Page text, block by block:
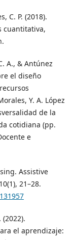
C. P. (2018).
cuantitativa,
A., & Antúnez
el diseño
Y. A. López
de la
cotidiana (pp.
e
Assistive
21–28.
el aprendizaje: